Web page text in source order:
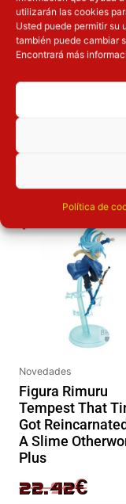
utilizarán las cookies
Usted puede permitir su
también puede cambiar
Encontrará más
Política de
Pilas necesarias
Novedades
Figura Rimuru
Tempest That
Got
A Slime
Plus
29.90€
El precio
22.42€
El precio